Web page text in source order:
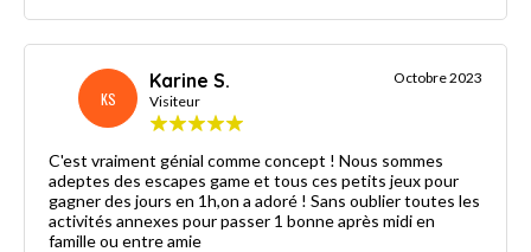
KS
Karine S.
Visiteur
Octobre 2023
C'est vraiment génial comme concept ! Nous sommes
adeptes des escapes game et tous ces petits jeux pour
gagner des jours en 1h,on a adoré ! Sans oublier toutes les
activités annexes pour passer 1 bonne après midi en
famille ou entre amie